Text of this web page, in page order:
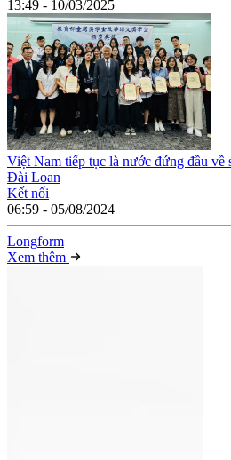
13:49 - 10/03/2025
Việt Nam tiếp tục là nước đứng đầu về
Đài Loan
Kết nối
06:59 - 05/08/2024
Longform
Xem thêm